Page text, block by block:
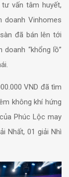
vấn tâm huyết,
doanh Vinhomes
đã bán lên tới
“khổng lồ”
VND đã tìm
không khí hứng
Phúc Lộc may
Nhất, 01 giải Nhì